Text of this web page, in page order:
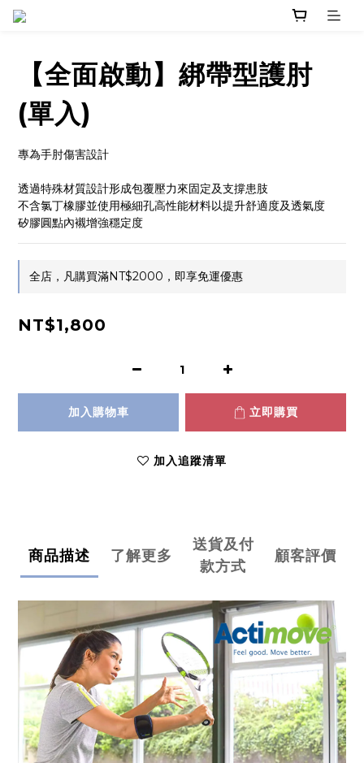
【全面啟動】綁帶型護肘
(單入)
專為手肘傷害設計
透過特殊材質設計形成包覆壓力來固定及支撐患肢
不含氯丁橡膠並使用極細孔高性能材料以提升舒適度及透氣度
矽膠圓點內襯增強穩定度
全店，凡購買滿NT$2000，即享免運優惠
NT$1,800
加入購物車 立即購買
加入追蹤清單
商品描述 了解更多
送貨及付
款方式
顧客評價